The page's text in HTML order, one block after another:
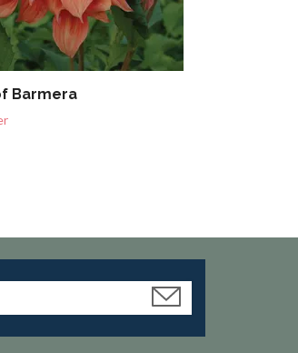
Barmera